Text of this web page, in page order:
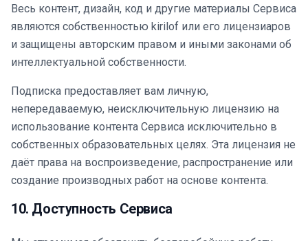
Весь контент, дизайн, код и другие материалы Сервиса
являются собственностью kirilof или его лицензиаров
и защищены авторским правом и иными законами об
интеллектуальной собственности.
Подписка предоставляет вам личную,
непередаваемую, неисключительную лицензию на
использование контента Сервиса исключительно в
собственных образовательных целях. Эта лицензия не
даёт права на воспроизведение, распространение или
создание производных работ на основе контента.
10. Доступность Сервиса